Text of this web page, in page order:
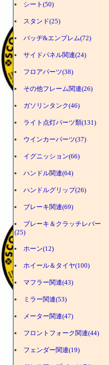
シート(50)
スタンド(25)
バッヂ&エンブレム(72)
サイドパネル関連(24)
フロアパーツ(38)
その他フレーム関連(26)
ガソリンタンク(46)
ライト点灯パーツ類(131)
ウインカーパーツ(37)
イグニッション(66)
ハンドル関連(64)
ハンドルグリップ(26)
ブレーキ関連(69)
ブレーキ＆クラッチレバー
(25)
ホーン(12)
ホイール＆タイヤ(100)
マフラー関連(43)
ミラー関連(53)
メーター関連(47)
フロントフォーク関連(44)
フェンダー関連(19)